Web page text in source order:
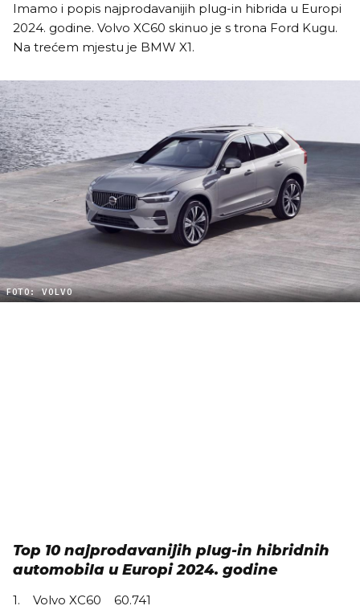
Imamo i popis najprodavanijih plug-in hibrida u Europi
2024. godine. Volvo XC60 skinuo je s trona Ford Kugu.
Na trećem mjestu je BMW X1.
FOTO: VOLVO
Top 10 najprodavanijih plug-in hibridnih
automobila u Europi 2024. godine
1. Volvo XC60 60.741